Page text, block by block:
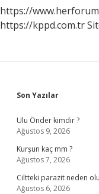
https://
https://kppd.com.tr
Sidebar
Son Yazılar
Ulu Önder kimdir ?
Ağustos 9, 2026
Kurşun kaç mm ?
Ağustos 7, 2026
Ciltteki parazit neden
Ağustos 6, 2026